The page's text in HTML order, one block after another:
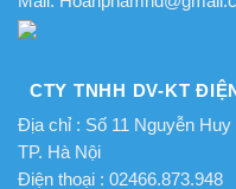
CTY TNHH DV-KT
Địa chỉ : Số 11 Nguyễn
TP. Hà Nội
Điện thoại : 02466.873.948